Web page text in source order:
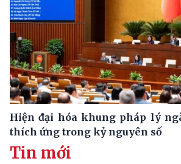
Hiện đại hóa khung pháp lý
thích ứng trong kỷ nguyên số
Tin mới